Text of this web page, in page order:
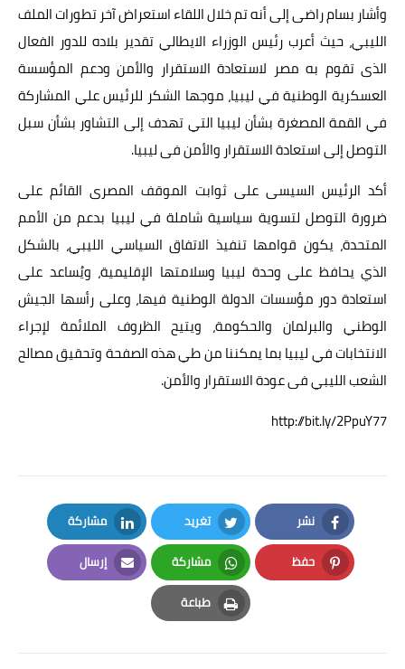
وأشار بسام راضى إلى أنه تم خلال اللقاء استعراض آخر تطورات الملف
الليبي، حيث أعرب رئيس الوزراء الايطالي تقدير بلاده للدور الفعال
الذى تقوم به مصر لاستعادة الاستقرار والأمن ودعم المؤسسة
العسكرية الوطنية في ليبيا، موجها الشكر للرئيس علي المشاركة
في القمة المصغرة بشأن ليبيا التي تهدف إلى التشاور بشأن سبل
التوصل إلى استعادة الاستقرار والأمن فى ليبيا.
أكد الرئيس السيسى على ثوابت الموقف المصرى القائم على
ضرورة التوصل لتسوية سياسية شاملة في ليبيا بدعم من الأمم
المتحدة، يكون قوامها تنفيذ الاتفاق السياسي الليبي، بالشكل
الذي يحافظ على وحدة ليبيا وسلامتها الإقليمية، ويُساعد على
استعادة دور مؤسسات الدولة الوطنية فيها، وعلى رأسها الجيش
الوطني والبرلمان والحكومة، ويتيح الظروف الملائمة لإجراء
الانتخابات في ليبيا بما يمكننا من طي هذه الصفحة وتحقيق مصالح
الشعب الليبي فى عودة الاستقرار والأمن.
http://bit.ly/2PpuY77
نشر
Facebook
تغريد
Twitter
مشاركة
LinkedIn
حفظ
Pinterest
مشاركة
Whatsapp
إرسال
Email
طباعة
Print